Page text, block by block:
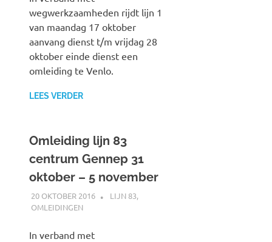
wegwerkzaamheden rijdt lijn 1
van maandag 17 oktober
aanvang dienst t/m vrijdag 28
oktober einde dienst een
omleiding te Venlo.
LEES VERDER
Omleiding lijn 83
centrum Gennep 31
oktober – 5 november
20 OKTOBER 2016 JOHAN
LIJN 83,
OMLEIDINGEN
In verband met